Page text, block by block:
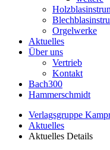
Orgelwerke
Aktuelles
Über uns
Vertrieb
Kontakt
Bach300
Hammerschmidt
Verlagsgruppe
Aktuelles
Aktuelles Details